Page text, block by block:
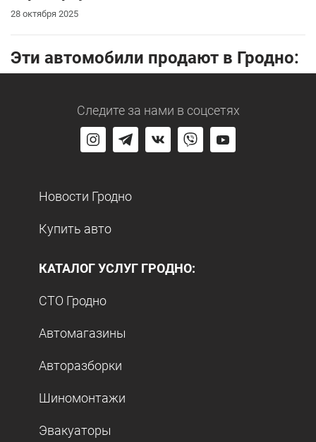
28 октября 2025
Эти автомобили продают в Гродно:
Следите за нами в соцсетях
Новости Гродно
Купить авто
КАТАЛОГ УСЛУГ ГРОДНО:
СТО Гродно
Автомагазины
Авторазборки
Шиномонтажи
Эвакуаторы